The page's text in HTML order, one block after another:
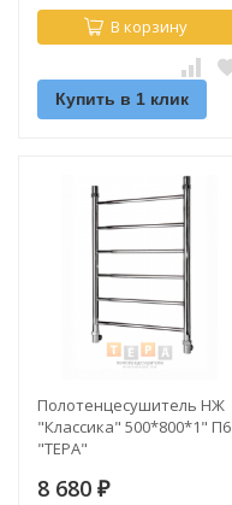
В корзину
Купить в 1 клик
Полотенцесушитель НЖ
"Классика" 500*800*1" П6
"ТЕРА"
8 680 ₽